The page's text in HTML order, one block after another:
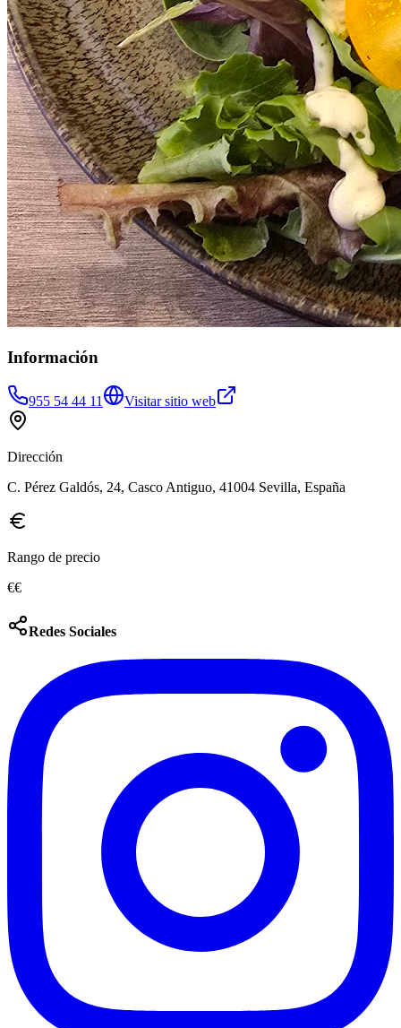
Información
955 54 44 11 Visitar sitio web
Dirección
C. Pérez Galdós, 24, Casco Antiguo, 41004 Sevilla, España
Rango de precio
€€
Redes Sociales